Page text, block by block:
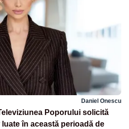
Daniel Onescu
Poporului solicită
în această perioadă de